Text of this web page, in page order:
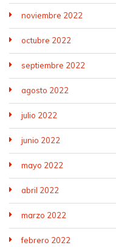
noviembre 2022
octubre 2022
septiembre 2022
agosto 2022
julio 2022
junio 2022
mayo 2022
abril 2022
marzo 2022
febrero 2022